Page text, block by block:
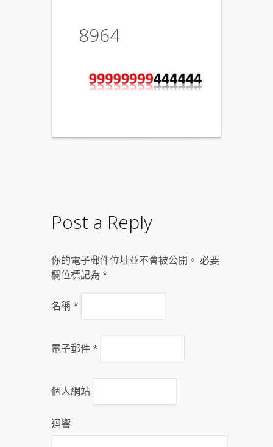
8964
Post a Reply
你的電子郵件位址並不會被公開。 必要
欄位標記為 *
名稱*
電子郵件*
個人網站
迴響